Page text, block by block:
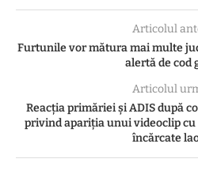
Articolul
Furtunile vor mătura mai multe
alertă de cod
Articolul
Reacția primăriei și ADIS după
privind apariția unui videoclip
încărcate